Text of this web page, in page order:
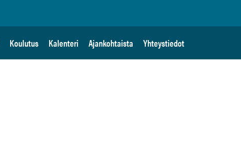
Koulutus Kalenteri Ajankohtaista Yhteystiedot